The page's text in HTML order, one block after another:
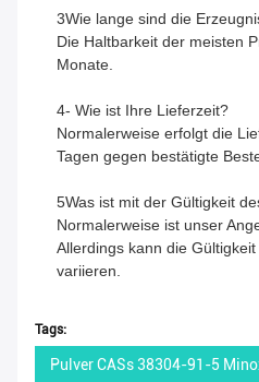
3Wie lange sind die
Die Haltbarkeit der meisten
Monate.
4- Wie ist Ihre Lieferzeit?
Normalerweise erfolgt die
Tagen gegen bestätigte
5Was ist mit der Gültigkeit
Normalerweise ist unser
Allerdings kann die
variieren.
Tags:
Pulver CASs 38304-91-5